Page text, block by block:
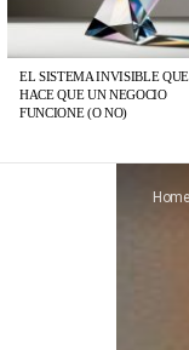
EL SISTEMA INVISIBLE QUE
HACE QUE UN NEGOCIO
FUNCIONE (O NO)
You
Home